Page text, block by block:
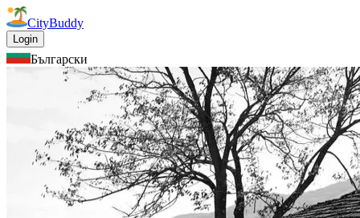
CityBuddy
Login
Български